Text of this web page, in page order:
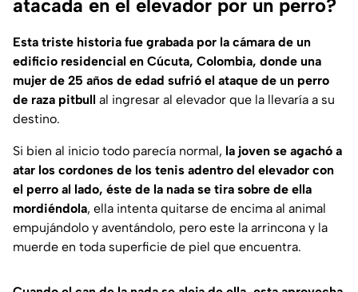
atacada en el elevador por un perro?
Esta triste historia fue grabada por la cámara de un
edificio residencial en Cúcuta, Colombia, donde una
mujer de 25 años de edad sufrió el ataque de un perro
de raza pitbull al ingresar al elevador que la llevaría a su
destino.
Si bien al inicio todo parecía normal, la joven se agachó a
atar los cordones de los tenis adentro del elevador con
el perro al lado, éste de la nada se tira sobre de ella
mordiéndola, ella intenta quitarse de encima al animal
empujándolo y aventándolo, pero este la arrincona y la
muerde en toda superficie de piel que encuentra.